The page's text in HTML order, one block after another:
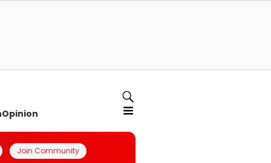
Opinion
Join Community